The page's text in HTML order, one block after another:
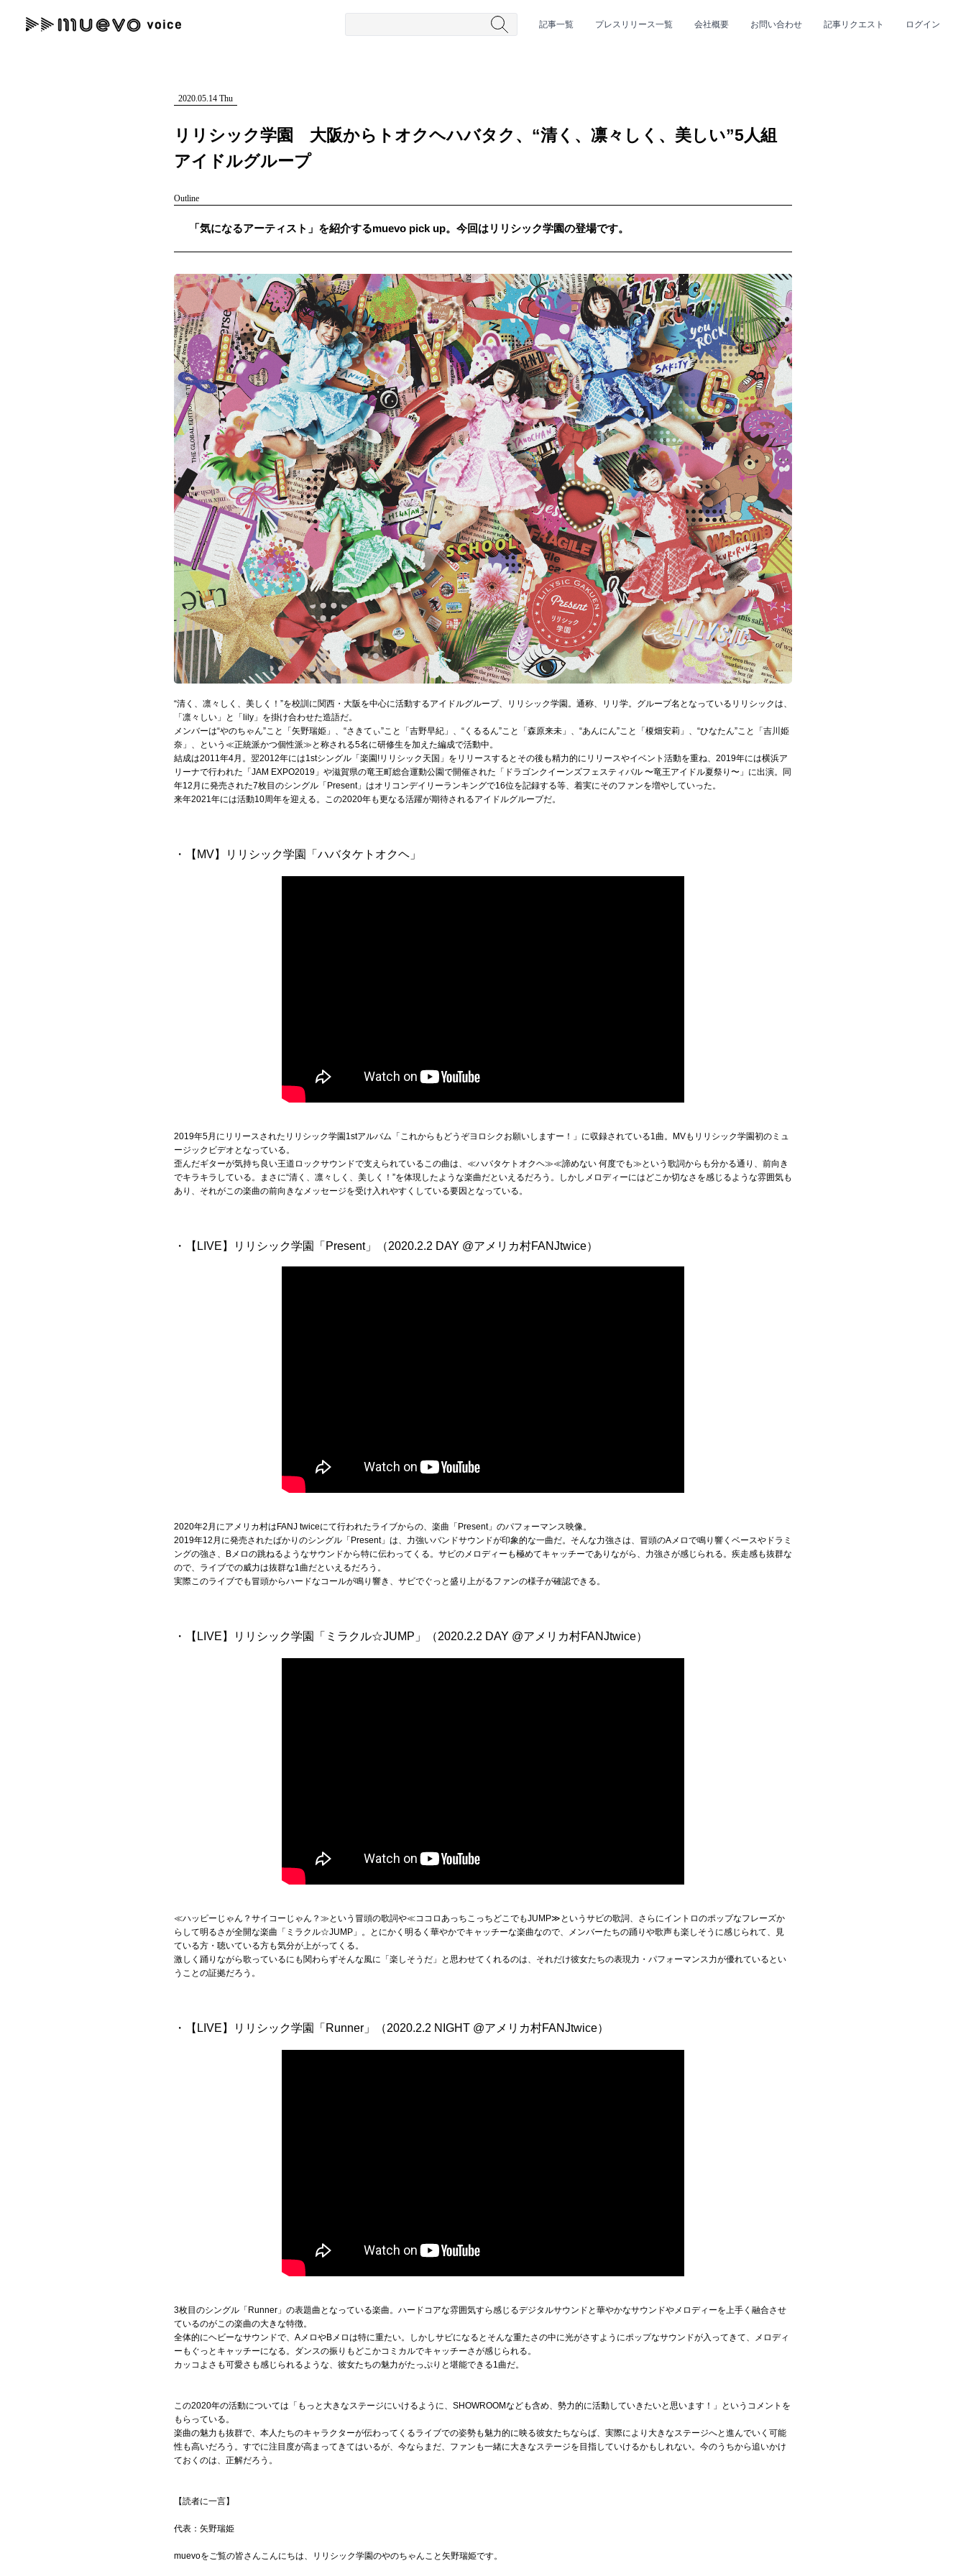
記事一覧 プレスリリース一覧 会社概要 お問い合わせ 記事リクエスト ログイン
#ロック #男性シンガー #HR/HM #女性シンガー #ヒップホップ #男性シンガーグループ
"読者の声を形にする”音楽特化メディア
2020.05.14 Thu
リリシック学園 大阪からトオクヘハバタク、“清く、凛々しく、美しい”5人組
アイドルグループ
Outline
「気になるアーティスト」を紹介するmuevo pick up。今回はリリシック学園の登場です。
“清く、凛々しく、美しく！”を校訓に関西・大阪を中心に活動するアイドルグループ、リリシック学園。通称、リリ学。グループ名となっているリリシックは、
「凛々しい」と「lily」を掛け合わせた造語だ。
メンバーは“やのちゃん”こと「矢野瑞姫」、“さきてぃ”こと「吉野早紀」、“くるるん”こと「森原来未」、“あんにん”こと「榎畑安莉」、“ひなたん”こと「吉川姫
奈」、という≪正統派かつ個性派≫と称される5名に研修生を加えた編成で活動中。
結成は2011年4月。翌2012年には1stシングル「楽園!リリシック天国」をリリースするとその後も精力的にリリースやイベント活動を重ね、2019年には横浜ア
リーナで行われた「JAM EXPO2019」や滋賀県の竜王町総合運動公園で開催された「ドラゴンクイーンズフェスティバル 〜竜王アイドル夏祭り〜」に出演。同
年12月に発売された7枚目のシングル「Present」はオリコンデイリーランキングで16位を記録する等、着実にそのファンを増やしていった。
来年2021年には活動10周年を迎える。この2020年も更なる活躍が期待されるアイドルグループだ。
・【MV】リリシック学園「ハバタケトオクヘ」
2019年5月にリリースされたリリシック学園1stアルバム「これからもどうぞヨロシクお願いしますー！」に収録されている1曲。MVもリリシック学園初のミュ
ージックビデオとなっている。
歪んだギターが気持ち良い王道ロックサウンドで支えられているこの曲は、≪ハバタケトオクヘ≫≪諦めない 何度でも≫という歌詞からも分かる通り、前向き
でキラキラしている。まさに“清く、凛々しく、美しく！”を体現したような楽曲だといえるだろう。しかしメロディーにはどこか切なさを感じるような雰囲気も
あり、それがこの楽曲の前向きなメッセージを受け入れやすくしている要因となっている。
・【LIVE】リリシック学園「Present」（2020.2.2 DAY @アメリカ村FANJtwice）
2020年2月にアメリカ村はFANJ twiceにて行われたライブからの、楽曲「Present」のパフォーマンス映像。
2019年12月に発売されたばかりのシングル「Present」は、力強いバンドサウンドが印象的な一曲だ。そんな力強さは、冒頭のAメロで鳴り響くベースやドラミ
ングの強さ、Bメロの跳ねるようなサウンドから特に伝わってくる。サビのメロディーも極めてキャッチーでありながら、力強さが感じられる。疾走感も抜群な
ので、ライブでの威力は抜群な1曲だといえるだろう。
実際このライブでも冒頭からハードなコールが鳴り響き、サビでぐっと盛り上がるファンの様子が確認できる。
・【LIVE】リリシック学園「ミラクル☆JUMP」（2020.2.2 DAY @アメリカ村FANJtwice）
≪ハッピーじゃん？サイコーじゃん？≫という冒頭の歌詞や≪ココロあっちこっちどこでもJUMP≫というサビの歌詞、さらにイントロのポップなフレーズか
らして明るさが全開な楽曲「ミラクル☆JUMP」。とにかく明るく華やかでキャッチーな楽曲なので、メンバーたちの踊りや歌声も楽しそうに感じられて、見
ている方・聴いている方も気分が上がってくる。
激しく踊りながら歌っているにも関わらずそんな風に「楽しそうだ」と思わせてくれるのは、それだけ彼女たちの表現力・パフォーマンス力が優れているとい
うことの証拠だろう。
・【LIVE】リリシック学園「Runner」（2020.2.2 NIGHT @アメリカ村FANJtwice）
3枚目のシングル「Runner」の表題曲となっている楽曲。ハードコアな雰囲気すら感じるデジタルサウンドと華やかなサウンドやメロディーを上手く融合させ
ているのがこの楽曲の大きな特徴。
全体的にヘビーなサウンドで、AメロやBメロは特に重たい。しかしサビになるとそんな重たさの中に光がさすようにポップなサウンドが入ってきて、メロディ
ーもぐっとキャッチーになる。ダンスの振りもどこかコミカルでキャッチーさが感じられる。
カッコよさも可愛さも感じられるような、彼女たちの魅力がたっぷりと堪能できる1曲だ。
この2020年の活動については「もっと大きなステージにいけるように、SHOWROOMなども含め、勢力的に活動していきたいと思います！」というコメントを
もらっている。
楽曲の魅力も抜群で、本人たちのキャラクターが伝わってくるライブでの姿勢も魅力的に映る彼女たちならば、実際により大きなステージへと進んでいく可能
性も高いだろう。すでに注目度が高まってきてはいるが、今ならまだ、ファンも一緒に大きなステージを目指していけるかもしれない。今のうちから追いかけ
ておくのは、正解だろう。
【読者に一言】
代表：矢野瑞姫
muevoをご覧の皆さんこんにちは、リリシック学園のやのちゃんこと矢野瑞姫です。